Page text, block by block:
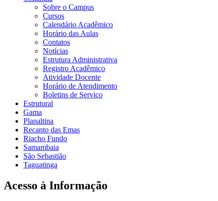
Sobre o Campus
Cursos
Calendário Acadêmico
Horário das Aulas
Contatos
Notícias
Estrutura Administrativa
Registro Acadêmico
Atividade Docente
Horário de Atendimento
Boletins de Serviço
Estrutural
Gama
Planaltina
Recanto das Emas
Riacho Fundo
Samambaia
São Sebastião
Taguatinga
Acesso à Informação